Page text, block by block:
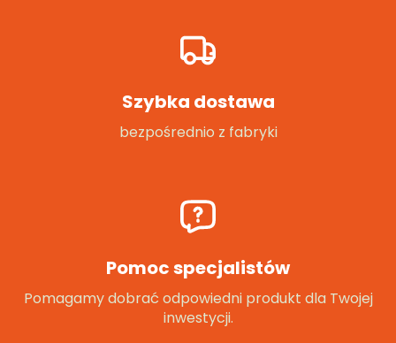
Szybka dostawa
bezpośrednio z fabryki
Pomoc specjalistów
Pomagamy dobrać odpowiedni produkt dla Twojej
inwestycji.